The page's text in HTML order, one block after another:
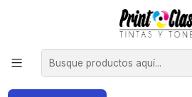
📦 Envío Gratis compras
Cartuchos Cartuchos
LC60/LC61 Yellow